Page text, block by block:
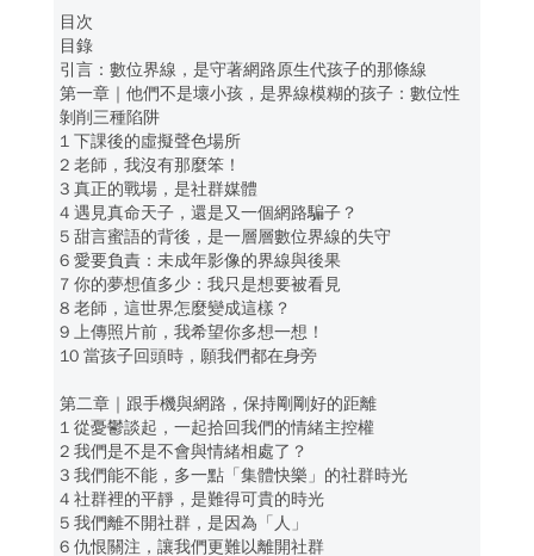
目次
目錄
引言：數位界線，是守著網路原生代孩子的那條線
第一章｜他們不是壞小孩，是界線模糊的孩子：數位性
剝削三種陷阱
1 下課後的虛擬聲色場所
2 老師，我沒有那麼笨！
3 真正的戰場，是社群媒體
4 遇見真命天子，還是又一個網路騙子？
5 甜言蜜語的背後，是一層層數位界線的失守
6 愛要負責：未成年影像的界線與後果
7 你的夢想值多少：我只是想要被看見
8 老師，這世界怎麼變成這樣？
9 上傳照片前，我希望你多想一想！
10 當孩子回頭時，願我們都在身旁
第二章｜跟手機與網路，保持剛剛好的距離
1 從憂鬱談起，一起拾回我們的情緒主控權
2 我們是不是不會與情緒相處了？
3 我們能不能，多一點「集體快樂」的社群時光
4 社群裡的平靜，是難得可貴的時光
5 我們離不開社群，是因為「人」
6 仇恨關注，讓我們更難以離開社群